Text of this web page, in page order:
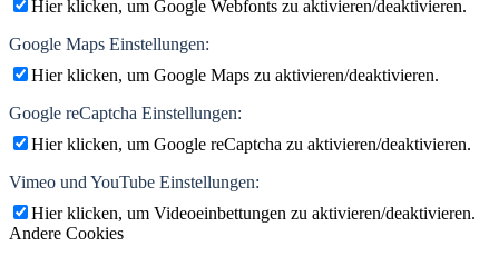
Hier klicken, um Google Webfonts zu aktivieren/deaktivieren.
Google Maps Einstellungen:
Hier klicken, um Google Maps zu aktivieren/deaktivieren.
Google reCaptcha Einstellungen:
Hier klicken, um Google reCaptcha zu aktivieren/deaktivieren.
Vimeo und YouTube Einstellungen:
Hier klicken, um Videoeinbettungen zu aktivieren/deaktivieren.
Andere Cookies